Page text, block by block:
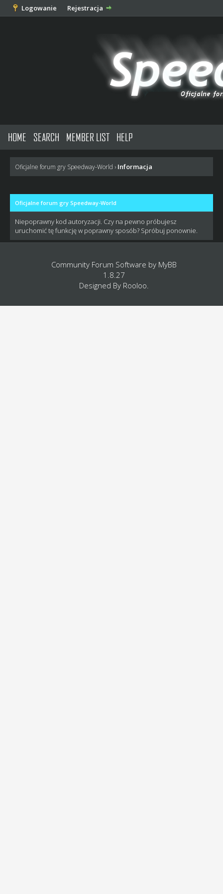
Logowanie Rejestracja
HOME SEARCH MEMBER LIST HELP
Oficjalne forum gry Speedway-World › Informacja
Oficjalne forum gry Speedway-World
Niepoprawny kod autoryzacji. Czy na pewno próbujesz
uruchomić tę funkcję w poprawny sposób? Spróbuj ponownie.
Community Forum Software by MyBB
1.8.27
Designed By Rooloo.